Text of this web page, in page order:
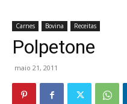
Carnes Bovina Receitas
Polpetone
maio 21, 2011